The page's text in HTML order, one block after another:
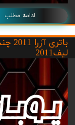
ادامه مطلب
لیف2011